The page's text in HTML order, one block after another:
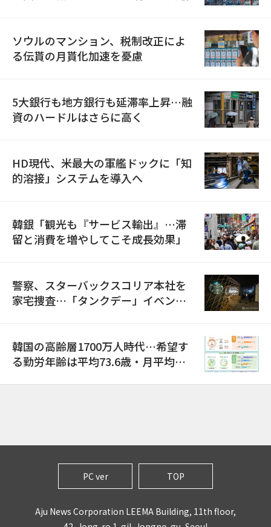
ソウルのマンション、税制改正によ
る伝貰の月貰化加速を憂慮
5大銀行も地方銀行も延滞率上昇…融
資のハードルはさらに高く
HD現代、米最大の軍艦ドックに「知
的溶接」システムを導入へ
韓銀「観光も『サービス輸出』…滞
留と消費を増やしてこそ成長効果」
警察、スターバックスコリア本社を
家宅捜査…「タンクデー」イベント
韓国の高齢層1700万人時代…希望す
る勤労年齢は平均73.6歳・月平均賃
PC ver TOP
Aju News Corporation LEEMA Building, 11th floor,